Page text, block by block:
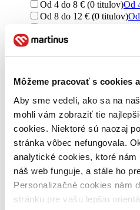
Môžeme pracovať s cookies
Aby sme vedeli, ako sa na
mohli vám zobraziť tie
cookies. Niektoré sú naozaj
stránka vôbec nefungovala.
analytické cookies, ktoré
náš web funguje, a stále ho
Personalizačné cookies nám
stránku pre vašu lepšiu
Od 4 do 8 € (0 titulov)Od
Od 8 do 12 € (0 titulov)
Viac ako 16 € (0 titulov)
Zoradiť
Bestsellery
Top hodnotené
Novinky
Najdrahšie
Najlacnejšie
Najvyššia zľava